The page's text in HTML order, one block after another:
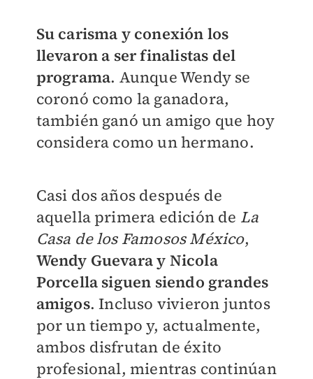
Su carisma y conexión los
llevaron a ser finalistas del
programa. Aunque Wendy se
coronó como la ganadora,
también ganó un amigo que hoy
considera como un hermano.
Casi dos años después de
aquella primera edición de La
Casa de los Famosos México,
Wendy Guevara y Nicola
Porcella siguen siendo grandes
amigos. Incluso vivieron juntos
por un tiempo y, actualmente,
ambos disfrutan de éxito
profesional, mientras continúan